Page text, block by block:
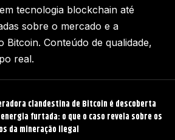
clandestina de Bitcoin é descoberta
energia furtada: o que o caso revela sobre os
da mineração ilegal
tecnologia blockchain até
sobre o mercado e a
Bitcoin. Conteúdo de qualidade,
real.